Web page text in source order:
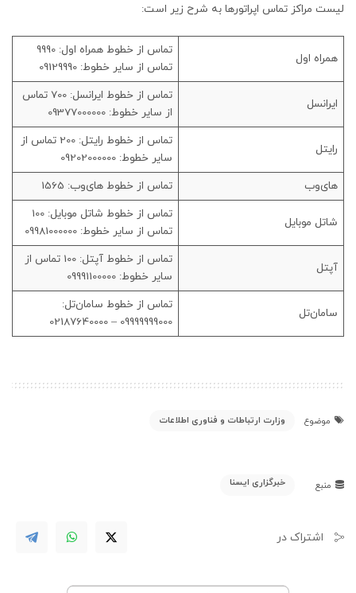
لیست مراکز تماس اپراتورها به شرح زیر است:
همراه اول
تماس از خطوط همراه اول: 9990
تماس از سایر خطوط: 09129990
ایرانسل
تماس از خطوط ایرانسل: 700 تماس
از سایر خطوط: 09377000000
رایتل
تماس از خطوط رایتل: 200 تماس از
سایر خطوط: 09202000000
های‌وب
تماس از خطوط های‌وب: 1565
شاتل موبایل
تماس از خطوط شاتل موبایل: 100
تماس از سایر خطوط: 09981000000
آپتل
تماس از خطوط آپتل: 100 تماس از
سایر خطوط: 09991100000
سامان‌تل
تماس از خطوط سامان‌تل:
09999999000 – 02187640000
موضوع وزارت ارتباطات و فناوری اطلاعات
منبع خبرگزاری ایسنا
اشتراک در